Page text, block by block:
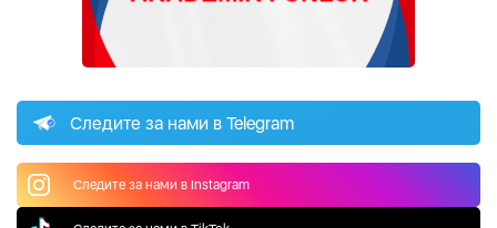
Следите за нами в Telegram
Следите за нами в Instagram